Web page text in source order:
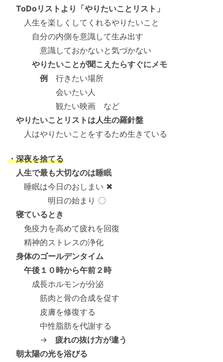
ToDoリストより「やりたいことリスト」
人生を楽しくしてくれるやりたいこと
自分の内側を意識して生み出す
意識しておかないと気づかない
やりたいことが聞こえたらすぐにメモ
例 行きたい場所
会いたい人
観たい映画 など
やりたいことリストは人生の羅針盤
人はやりたいことをするため生きている
・深夜を捨てる
人生で最も大切なのは睡眠
睡眠は今日のおしまい ✖
明日の始まり 〇
寝ているとき
免疫力を高めて疲れを回復
精神的ストレスの浄化
身体のゴールデンタイム
午後１０時から午前２時
成長ホルモンが分泌
筋肉と骨の合成を促す
皮膚を修復する
中性脂肪を代謝する
→ 疲れの抜け方が違う
朝太陽の光を浴びる